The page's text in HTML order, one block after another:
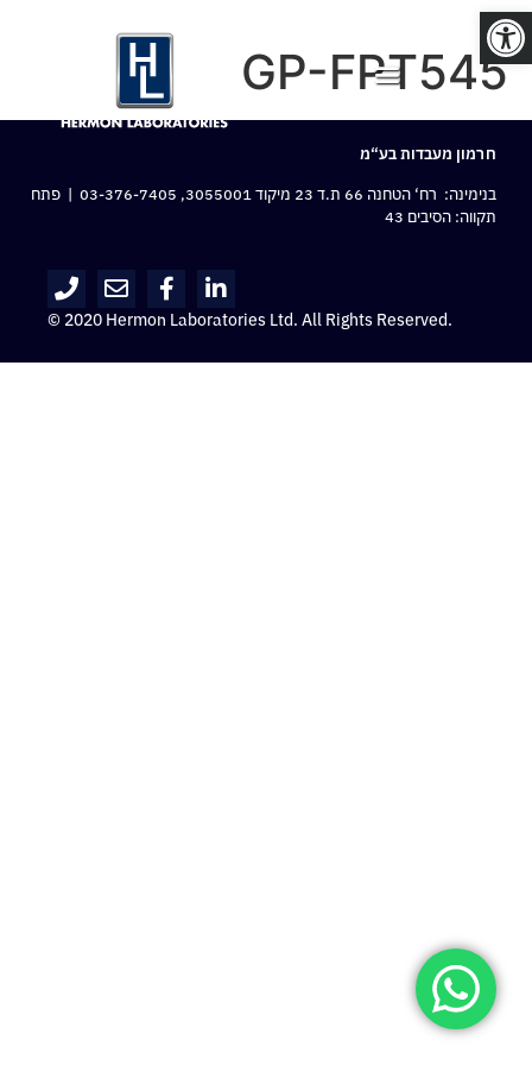
פתח סרגל נגישות
GP-FPT545
חרמון מעבדות בע“מ
בנימינה: רח‘ הטחנה 66 ת.ד 23 מיקוד 3055001,
03-376-7405 | פתח
תקווה: הסיבים 43
© 2020 Hermon Laboratories Ltd. All Rights Reserved.